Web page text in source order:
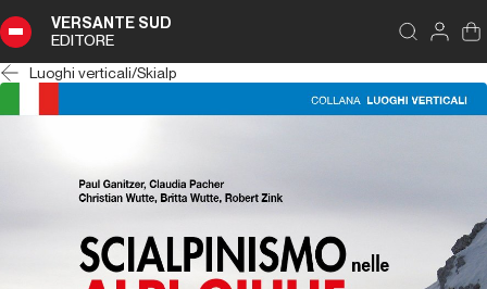
VERSANTE SUD
EDITORE
Luoghi verticali/Skialp